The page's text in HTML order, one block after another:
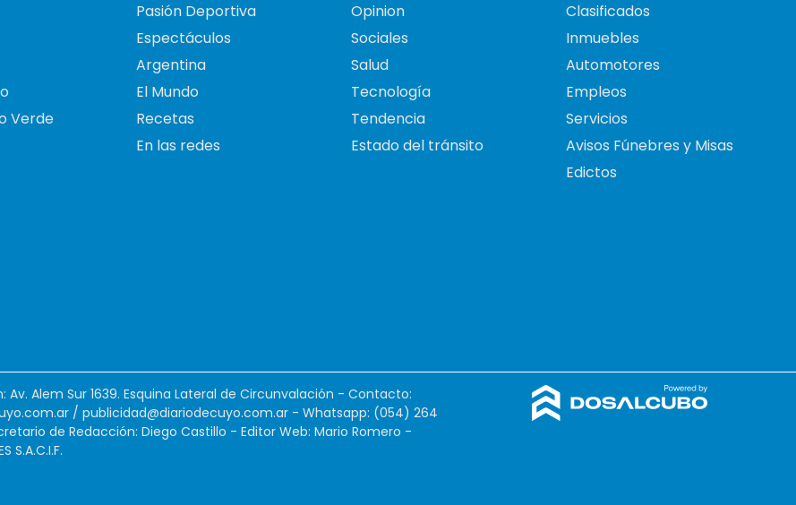
Verde
Pasión Deportiva
Espectáculos
Argentina
El Mundo
Recetas
En las redes
Opinion
Sociales
Salud
Tecnología
Tendencia
Estado del tránsito
Clasificados
Inmuebles
Automotores
Empleos
Servicios
Avisos Fúnebres y Misas
Edictos
Alem Sur 1639. Esquina Lateral de Circunvalación - Contacto:
/ publicidad@diariodecuyo.com.ar - Whatsapp: (054) 264
de Redacción: Diego Castillo - Editor Web: Mario Romero -
S.A.C.I.F.